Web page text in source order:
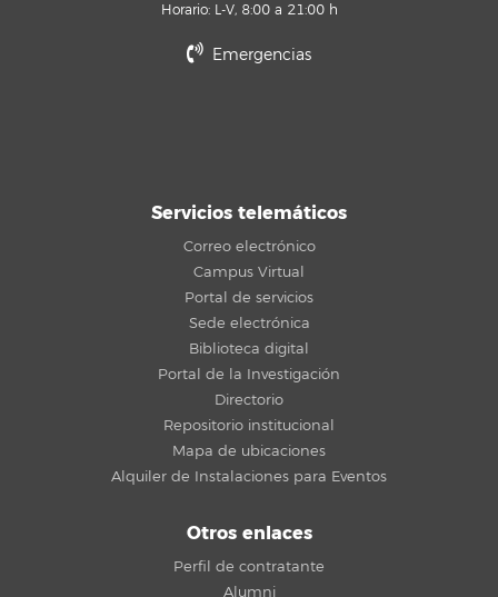
Horario: L-V, 8:00 a 21:00 h
Emergencias
Servicios telemáticos
Correo electrónico
Campus Virtual
Portal de servicios
Sede electrónica
Biblioteca digital
Portal de la Investigación
Directorio
Repositorio institucional
Mapa de ubicaciones
Alquiler de Instalaciones para Eventos
Otros enlaces
Perfil de contratante
Alumni